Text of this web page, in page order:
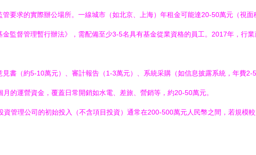
要求的實際辦公場所。一線城市（如北京、上海）年租金可能達20-50萬元（視面
監督管理暫行辦法》，需配備至少3-5名具有基金從業資格的員工。2017年，行
書（約5-10萬元）、審計報告（1-3萬元）、系統采購（如信息披露系統，年費
的運營資金，覆蓋日常開銷如水電、差旅、營銷等，約20-50萬元。
管理公司的初始投入（不含項目投資）通常在200-500萬元人民幣之間，若規模